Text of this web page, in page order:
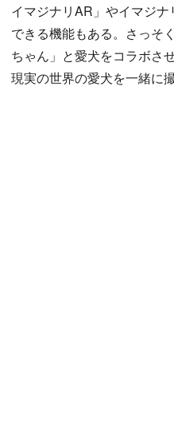
イマジナリAR」やイマジ
できる機能もある。さっそ
ちゃん」と愛犬をコラボさ
現実の世界の愛犬を一緒に